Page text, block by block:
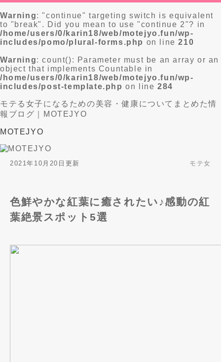
Warning: "continue" targeting switch is equivalent
to "break". Did you mean to use "continue 2"? in
/home/users/0/karin18/web/motejyo.fun/wp-
includes/pomo/plural-forms.php on line210
Warning: count(): Parameter must be an array or an
object that implements Countable in
/home/users/0/karin18/web/motejyo.fun/wp-
includes/post-template.php on line284
モテる女子になるための美容・健康についてまとめた情
報ブログ｜MOTEJYO
MOTEJYO
2021年10月20日更新 モテ女
色鮮やかな紅葉に癒されたい♪感動の紅
葉絶景スポット5選